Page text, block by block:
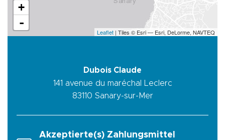
+
-
Leaflet | Tiles © Esri — Esri, DeLorme, NAVTEQ
Dubois Claude
141 avenue du maréchal Leclerc
83110 Sanary-sur-Mer
Akzeptierte(s) Zahlungsmittel